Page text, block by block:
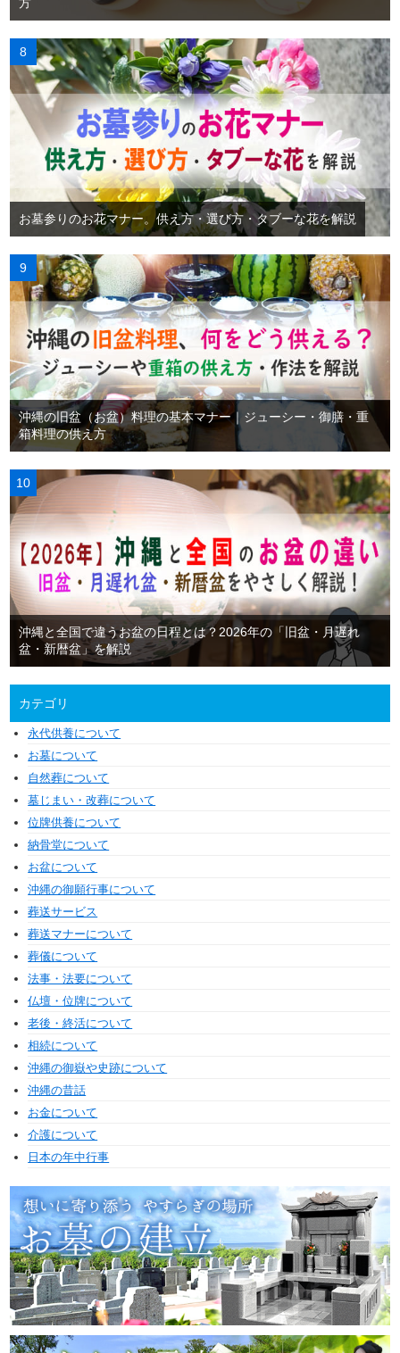
方
お墓参りのお花マナー。供え方・選び方・タブーな花を解説
沖縄の旧盆（お盆）料理の基本マナー｜ジューシー・御膳・重
箱料理の供え方
沖縄と全国で違うお盆の日程とは？2026年の「旧盆・月遅れ
盆・新暦盆」を解説
カテゴリ
永代供養について
お墓について
自然葬について
墓じまい・改葬について
位牌供養について
納骨堂について
お盆について
沖縄の御願行事について
葬送サービス
葬送マナーについて
葬儀について
法事・法要について
仏壇・位牌について
老後・終活について
相続について
沖縄の御嶽や史跡について
沖縄の昔話
お金について
介護について
日本の年中行事